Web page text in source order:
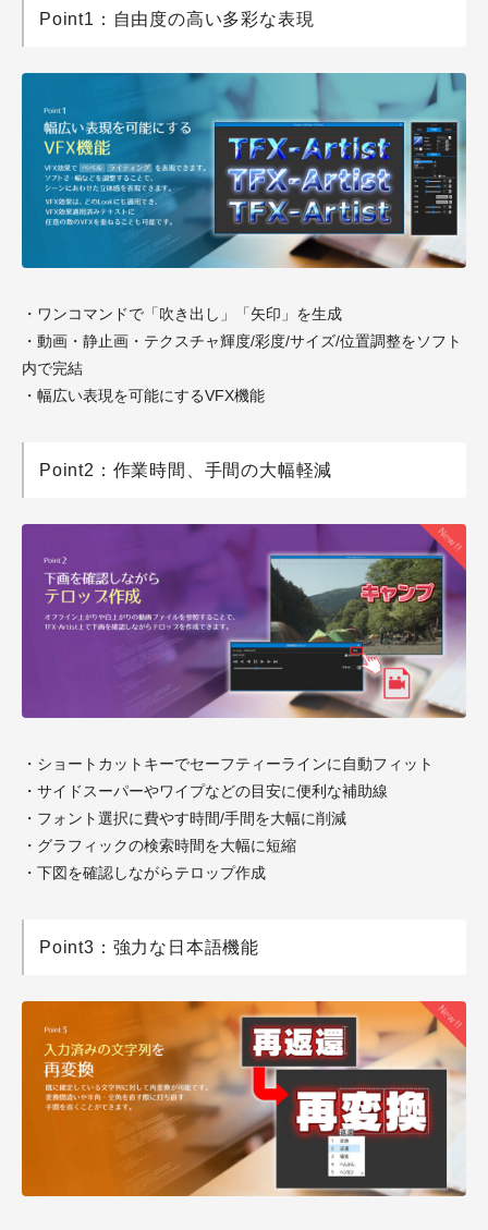
Point1：自由度の高い多彩な表現
・ワンコマンドで「吹き出し」「矢印」を生成
・動画・静止画・テクスチャ輝度/彩度/サイズ/位置調整をソフト
内で完結
・幅広い表現を可能にするVFX機能
Point2：作業時間、手間の大幅軽減
・ショートカットキーでセーフティーラインに自動フィット
・サイドスーパーやワイプなどの目安に便利な補助線
・フォント選択に費やす時間/手間を大幅に削減
・グラフィックの検索時間を大幅に短縮
・下図を確認しながらテロップ作成
Point3：強力な日本語機能